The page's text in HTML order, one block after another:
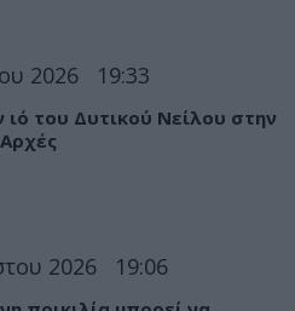
2026 19:33
ιό του Δυτικού Νείλου στην
2026 19:06